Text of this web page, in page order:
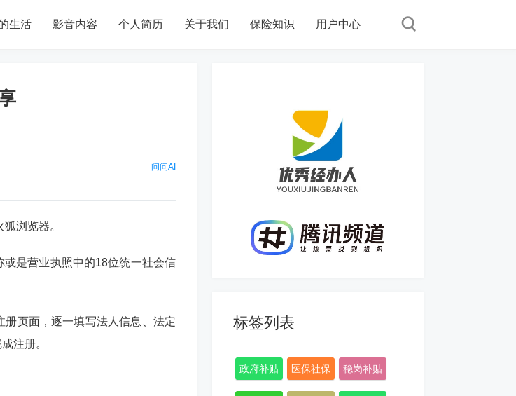
生活 影音内容 个人简历 关于我们 保险知识 用户中心
问问AI
浏览器。
是营业执照中的18位统一社会信
页面，逐一填写法人信息、法定
注册。
标签列表
政府补贴 医保社保 稳岗补贴